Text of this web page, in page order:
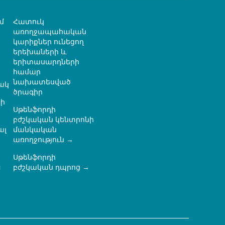
Հատուկ
առողջապահական
կարիքներ ունեցող
երեխաների և
երիտասարդների
համար
նախատեսված
ծրագիր
Սթենֆորդի
բժշկական կենտրոնի
մանկական
առողջություն
Սթենֆորդի
բժշկական դպրոց